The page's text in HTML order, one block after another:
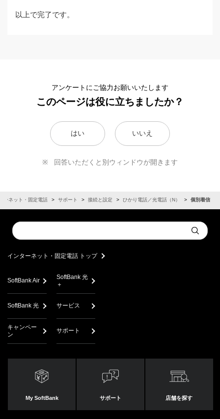
以上で完了です。
アンケートにご協力お願いいたします
このページは役に立ちましたか？
はい いいえ
回答いただくと別ウィンドウが開きます
ーネット・固定電話 サポート 接続と設定 ひかり電話／光電話（N） 個別着信
Conduct
a
Submit
インターネット・固定電話 トップ
SoftBank Air
SoftBank 光
＋
SoftBank 光 サービス
キャンペー
ン
サポート
My SoftBank サポート 店舗を探す